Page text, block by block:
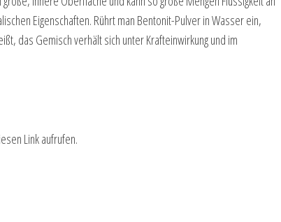
Eigenschaften. Rührt man Bentonit-Pulver in Wasser ein,
das Gemisch verhält sich unter Krafteinwirkung und im
Link aufrufen.